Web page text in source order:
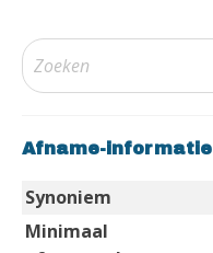
Afname-informatie
Synoniem
Minimaal